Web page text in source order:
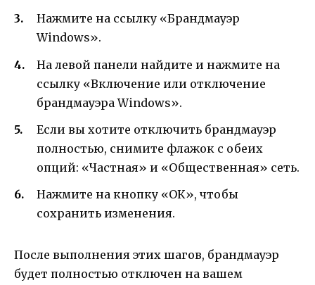
Нажмите на ссылку «Брандмауэр
Windows».
На левой панели найдите и нажмите на
ссылку «Включение или отключение
брандмауэра Windows».
Если вы хотите отключить брандмауэр
полностью, снимите флажок с обеих
опций: «Частная» и «Общественная» сеть.
Нажмите на кнопку «ОК», чтобы
сохранить изменения.
После выполнения этих шагов, брандмауэр
будет полностью отключен на вашем